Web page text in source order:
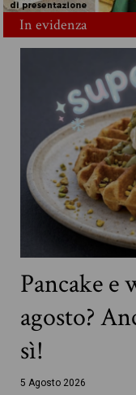
In evidenza
Pancake e
agosto?
sì!
5 Agosto 2026